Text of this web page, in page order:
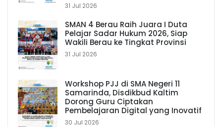
31 Jul 2026
SMAN 4 Berau Raih Juara I Duta
Pelajar Sadar Hukum 2026, Siap
Wakili Berau ke Tingkat Provinsi
31 Jul 2026
Workshop PJJ di SMA Negeri 11
Samarinda, Disdikbud Kaltim
Dorong Guru Ciptakan
Pembelajaran Digital yang Inovatif
30 Jul 2026